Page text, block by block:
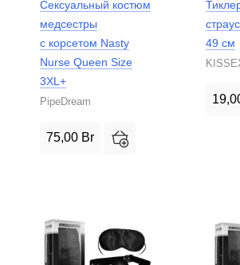
Сексуальный костюм
медсестры
с корсетом Nasty
Nurse Queen Size
3XL+
PipeDream
75,00 Br
49 см